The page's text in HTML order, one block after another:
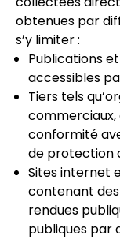
obtenues par
s’y limiter :
Publications
accessibles
Tiers tels
conformité
de protection
Sites internet
contenant
rendues
publiques par